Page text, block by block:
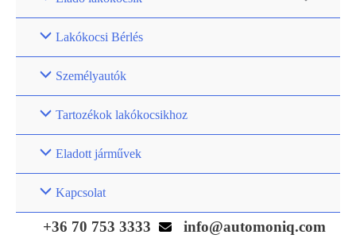
Lakókocsi Bérlés
Személyautók
Tartozékok lakókocsikhoz
Eladott járművek
Kapcsolat
+36 70 753 3333 info@automoniq.com